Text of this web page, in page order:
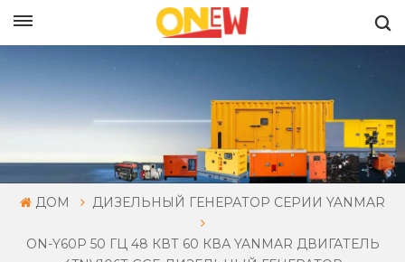
ДОМ ДИЗЕЛЬНЫЙ ГЕНЕРАТОР СЕРИИ YANMAR
ON-Y60P 50 ГЦ 48 КВТ 60 КВА YANMAR ДВИГАТЕЛЬ